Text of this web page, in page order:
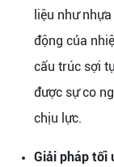
liệu như
động của
cấu trúc sợi
được sự co
chịu lực.
Giải pháp tối